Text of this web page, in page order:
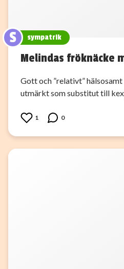
S sympatrik
Melindas fröknäcke
Gott och ”relativt”
utmärkt som substitut till kex
1 0